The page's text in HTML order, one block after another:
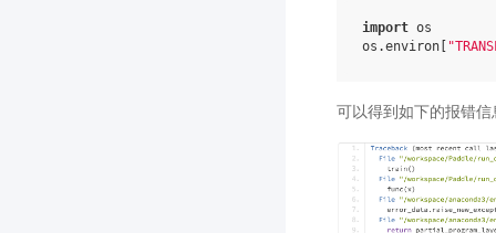
import os
os .environ
可以得到如下的报错信